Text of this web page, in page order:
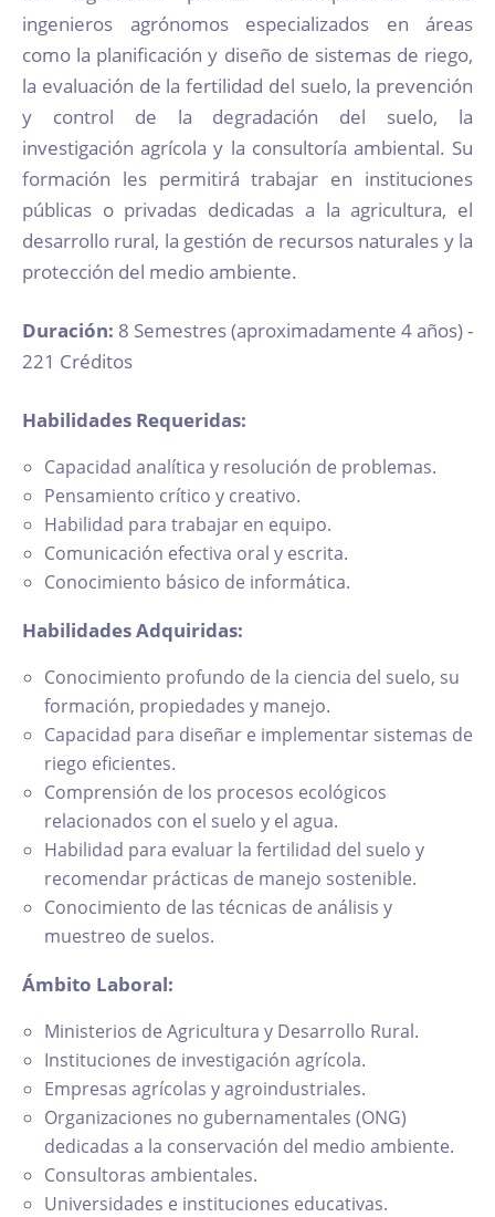
ingenieros agrónomos especializados en áreas
como la planificación y diseño de sistemas de riego,
la evaluación de la fertilidad del suelo, la prevención
y control de la degradación del suelo, la
investigación agrícola y la consultoría ambiental. Su
formación les permitirá trabajar en instituciones
públicas o privadas dedicadas a la agricultura, el
desarrollo rural, la gestión de recursos naturales y la
protección del medio ambiente.
Duración: 8 Semestres (aproximadamente 4 años) -
221 Créditos
Habilidades Requeridas:
Capacidad analítica y resolución de problemas.
Pensamiento crítico y creativo.
Habilidad para trabajar en equipo.
Comunicación efectiva oral y escrita.
Conocimiento básico de informática.
Habilidades Adquiridas:
Conocimiento profundo de la ciencia del suelo, su
formación, propiedades y manejo.
Capacidad para diseñar e implementar sistemas de
riego eficientes.
Comprensión de los procesos ecológicos
relacionados con el suelo y el agua.
Habilidad para evaluar la fertilidad del suelo y
recomendar prácticas de manejo sostenible.
Conocimiento de las técnicas de análisis y
muestreo de suelos.
Ámbito Laboral:
Ministerios de Agricultura y Desarrollo Rural.
Instituciones de investigación agrícola.
Empresas agrícolas y agroindustriales.
Organizaciones no gubernamentales (ONG)
dedicadas a la conservación del medio ambiente.
Consultoras ambientales.
Universidades e instituciones educativas.